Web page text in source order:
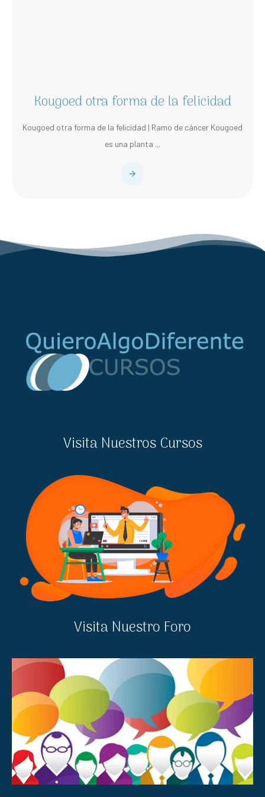
Kougoed otra forma de la felicidad
Kougoed otra forma de la felicidad | Ramo de cáncer Kougoed
es una planta ...
Visita Nuestros Cursos
Visita Nuestro Foro